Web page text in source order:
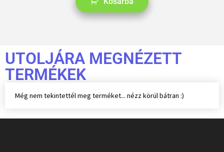
UTOLJÁRA MEGNÉZETT
TERMÉKEK
Még nem tekintettél meg terméket... nézz körül bátran :)